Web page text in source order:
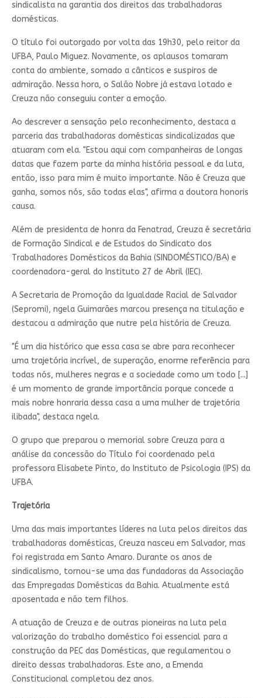
sindicalista na garantia dos direitos das trabalhadoras
domésticas.
O título foi outorgado por volta das 19h30, pelo reitor da
UFBA, Paulo Miguez. Novamente, os aplausos tomaram
conta do ambiente, somado a cânticos e suspiros de
admiração. Nessa hora, o Salão Nobre já estava lotado e
Creuza não conseguiu conter a emoção.
Ao descrever a sensação pelo reconhecimento, destaca a
parceria das trabalhadoras domésticas sindicalizadas que
atuaram com ela. "Estou aqui com companheiras de longas
datas que fazem parte da minha história pessoal e da luta,
então, isso para mim é muito importante. Não é Creuza que
ganha, somos nós, são todas elas", afirma a doutora honoris
causa.
Além de presidenta de honra da Fenatrad, Creuza é secretária
de Formação Sindical e de Estudos do Sindicato dos
Trabalhadores Domésticos da Bahia (SINDOMÉSTICO/BA) e
coordenadora-geral do Instituto 27 de Abril (IEC).
A Secretaria de Promoção da Igualdade Racial de Salvador
(Sepromi), ngela Guimarães marcou presença na titulação e
destacou a admiração que nutre pela história de Creuza.
"É um dia histórico que essa casa se abre para reconhecer
uma trajetória incrível, de superação, enorme referência para
todas nós, mulheres negras e a sociedade como um todo [...]
é um momento de grande importância porque concede a
mais nobre honraria dessa casa a uma mulher de trajetória
ilibada", destaca ngela.
O grupo que preparou o memorial sobre Creuza para a
análise da concessão do Título foi coordenado pela
professora Elisabete Pinto, do Instituto de Psicologia (IPS) da
UFBA.
Trajetória
Uma das mais importantes líderes na luta pelos direitos das
trabalhadoras domésticas, Creuza nasceu em Salvador, mas
foi registrada em Santo Amaro. Durante os anos de
sindicalismo, tornou-se uma das fundadoras da Associação
das Empregadas Domésticas da Bahia. Atualmente está
aposentada e não tem filhos.
A atuação de Creuza e de outras pioneiras na luta pela
valorização do trabalho doméstico foi essencial para a
construção da PEC das Domésticas, que regulamentou o
direito dessas trabalhadoras. Este ano, a Emenda
Constitucional completou dez anos.